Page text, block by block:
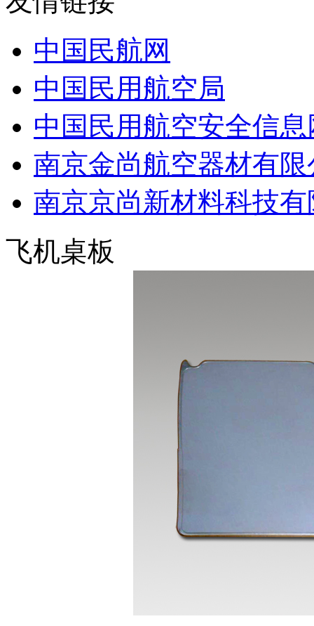
中国民航网
中国民用航空局
中国民用航空安全信息
南京金尚航空器材有限
南京京尚新材料科技
飞机桌板